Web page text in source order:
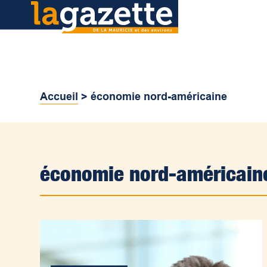
Accueil >économie nord-américaine
économie nord-